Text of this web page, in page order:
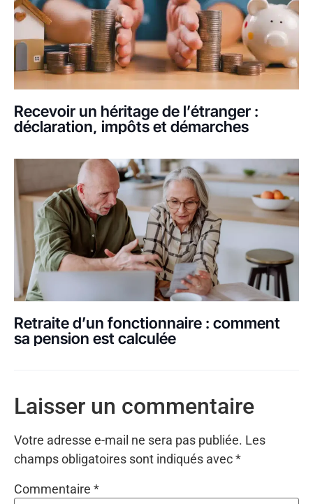
Recevoir un héritage de l’étranger :
déclaration, impôts et démarches
Retraite d’un fonctionnaire : comment
sa pension est calculée
Laisser un commentaire
Votre adresse e-mail ne sera pas publiée. Les
champs obligatoires sont indiqués avec*
Commentaire *